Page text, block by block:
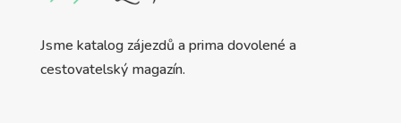
Jsme katalog zájezdů a prima dovolené a
cestovatelský magazín.